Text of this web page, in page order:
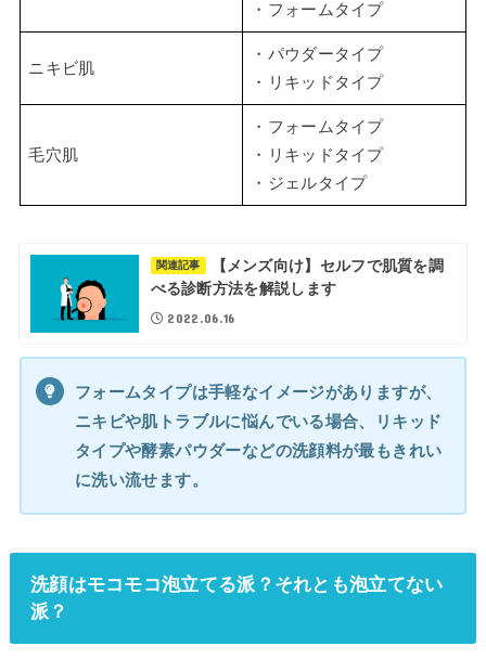
・フォームタイプ
ニキビ肌
・パウダータイプ
・リキッドタイプ
毛穴肌
・フォームタイプ
・リキッドタイプ
・ジェルタイプ
関連記事
【メンズ向け】セルフで肌質を調
べる診断方法を解説します
2022.06.16
フォームタイプは手軽なイメージがありますが、
ニキビや肌トラブルに悩んでいる場合、リキッド
タイプや酵素パウダーなどの洗顔料が最もきれい
に洗い流せます。
洗顔はモコモコ泡立てる派？それとも泡立てない
派？